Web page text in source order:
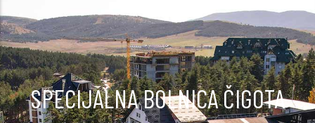
SPECIJALNA BOLNICA ČIGOTA